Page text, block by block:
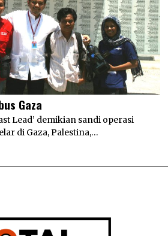
Gaza
Lead’ demikian sandi operasi
di Gaza, Palestina,…